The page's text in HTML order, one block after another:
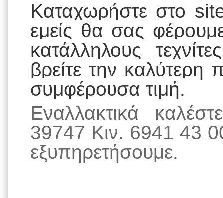
Καταχωρήστε στο
εμείς θα σας
κατάλληλους
βρείτε την καλύτερη
συμφέρουσα τιμή.
Εναλλακτικά
39747 Κιν. 6941 43
εξυπηρετήσουμε.